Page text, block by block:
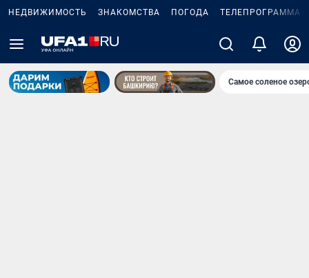
НЕДВИЖИМОСТЬ ЗНАКОМСТВА ПОГОДА ТЕЛЕПРОГРАММА
Самое соленое